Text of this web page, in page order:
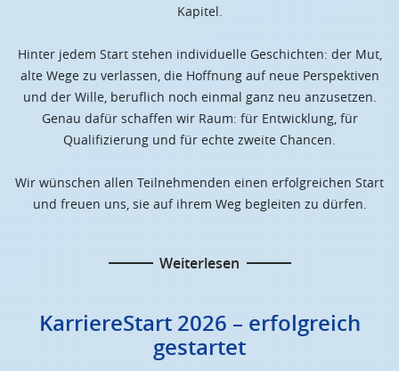
Kapitel.
Hinter jedem Start stehen individuelle Geschichten: der Mut,
alte Wege zu verlassen, die Hoffnung auf neue Perspektiven
und der Wille, beruflich noch einmal ganz neu anzusetzen.
Genau dafür schaffen wir Raum: für Entwicklung, für
Qualifizierung und für echte zweite Chancen.
Wir wünschen allen Teilnehmenden einen erfolgreichen Start
und freuen uns, sie auf ihrem Weg begleiten zu dürfen.
Weiterlesen
KarriereStart 2026 – erfolgreich
gestartet